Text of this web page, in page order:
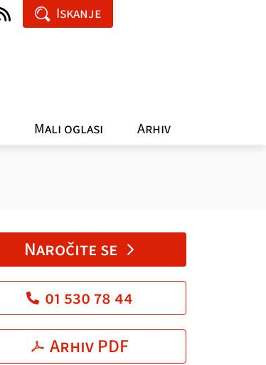
Mali oglasi Arhiv
Iskanje
Naročite se
01 530 78 44
Arhiv PDF